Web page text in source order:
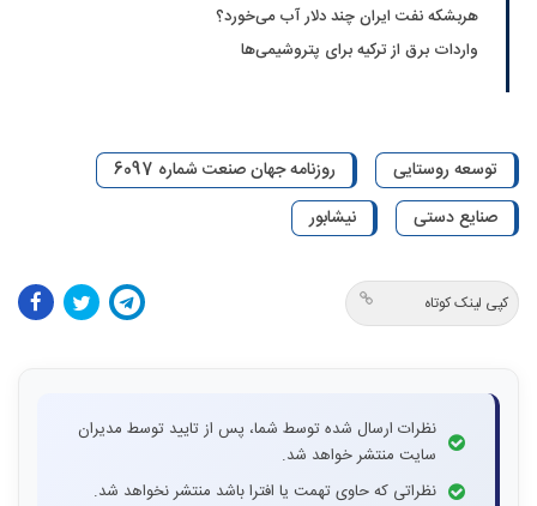
هربشکه نفت ایران چند دلار آب می‌خورد؟
واردات برق از ترکیه برای پتروشیمی‌ها
توسعه روستایی
روزنامه جهان صنعت شماره 6097
صنایع دستی
نیشابور
کپی لینک کوتاه
نظرات ارسال شده توسط شما، پس از تایید توسط مدیران
سایت منتشر خواهد شد.
نظراتی که حاوی تهمت یا افترا باشد منتشر نخواهد شد.